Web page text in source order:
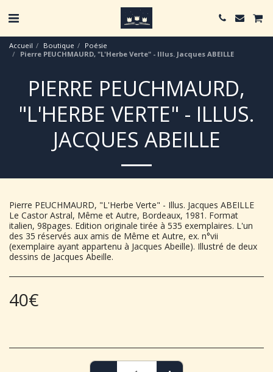
Accueil Boutique
Poésie
Pierre PEUCHMAURD, "L'Herbe Verte" - Illus. Jacques ABEILLE
PIERRE PEUCHMAURD,
"L'HERBE VERTE" - ILLUS.
JACQUES ABEILLE
Pierre PEUCHMAURD, "L'Herbe Verte" - Illus. Jacques ABEILLE
‎Le Castor Astral, Même et Autre, Bordeaux, 1981. Format
italien, 98pages. Edition originale tirée à 535 exemplaires. L'un
des 35 réservés aux amis de Même et Autre, ex. n°vii
(exemplaire ayant appartenu à Jacques Abeille). Illustré de deux
dessins de Jacques Abeille.
40€